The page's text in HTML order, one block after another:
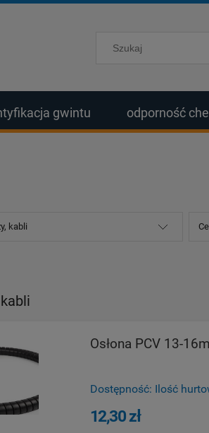
gwintu odporność
kabli
Osłona PCV 13-
Dostępność: Ilość
12,30 zł